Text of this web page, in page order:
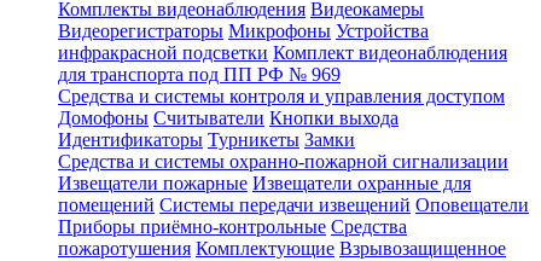
Комплекты видеонаблюдения Видеокамеры
Видеорегистраторы Микрофоны Устройства
инфракрасной подсветки Комплект видеонаблюдения
для транспорта под ПП РФ № 969
Средства и системы контроля и управления доступом
Домофоны Считыватели Кнопки выхода
Идентификаторы Турникеты Замки
Средства и системы охранно-пожарной сигнализации
Извещатели пожарные Извещатели охранные для
помещений Системы передачи извещений Оповещатели
Приборы приёмно-контрольные Средства
пожаротушения Комплектующие Взрывозащищенное